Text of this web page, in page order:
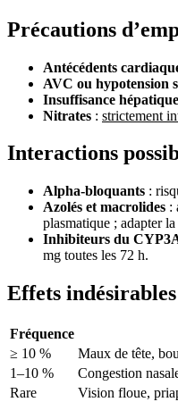
Précautions
Antécédents
AVC ou hypotension
Insuffisance
Nitrates : strictement
Interactions
Alpha-bloquants :
Azolés et macrolides :
plasmatique ; adapter la
Inhibiteurs du
mg toutes les 72 h.
Effets indésirables
Fréquence
≥ 10 %
Maux de tête,
1–10 %
Congestion
Rare
Vision floue,